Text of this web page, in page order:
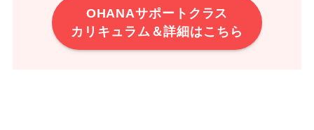
OHANAサポートクラス
カリキュラム＆詳細はこちら